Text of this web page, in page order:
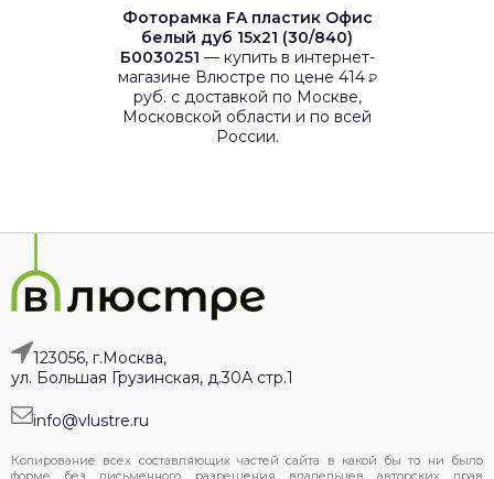
Фоторамка FA пластик Офис
белый дуб 15х21 (30/840)
Б0030251 — купить в интернет-
магазине Влюстре по цене 414₽
руб. с доставкой по Москве,
Московской области и по всей
России.
123056, г.Москва,
ул. Большая Грузинская, д.30А стр.1
info@vlustre.ru
Копирование всех составляющих частей сайта в какой бы то ни было
форме без письменного разрешения владельцев авторских прав